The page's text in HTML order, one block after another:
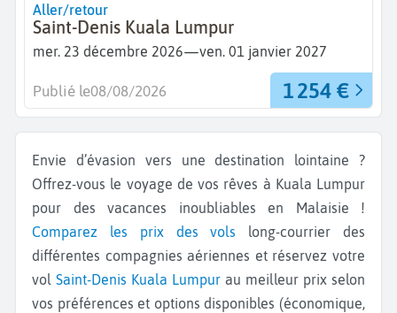
Aller/retour
Saint-Denis Kuala Lumpur
mer. 23 décembre 2026—ven. 01 janvier 2027
1 254 €
Publié le08/08/2026
Envie d’évasion vers une destination lointaine ?
Offrez-vous le voyage de vos rêves à Kuala Lumpur
pour des vacances inoubliables en Malaisie !
Comparez les prix des vols long-courrier des
différentes compagnies aériennes et réservez votre
vol Saint-Denis Kuala Lumpur au meilleur prix selon
vos préférences et options disponibles (économique,